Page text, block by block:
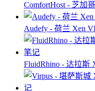
ComfortHost - 芝加
Audefy - 荷兰 Xen
FluidRhino - 达拉斯